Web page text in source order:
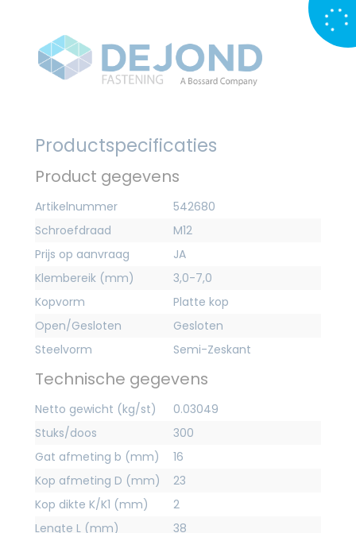
Productspecificaties
Product gegevens
Artikelnummer
542680
Schroefdraad
M12
Prijs op aanvraag
JA
Klembereik (mm)
3,0-7,0
Kopvorm
Platte kop
Open/Gesloten
Gesloten
Steelvorm
Semi-Zeskant
Technische gegevens
Netto gewicht (kg/st)
0.03049
Stuks/doos
300
Gat afmeting b (mm)
16
Kop afmeting D (mm)
23
Kop dikte K/K1 (mm)
2
Lengte L (mm)
38